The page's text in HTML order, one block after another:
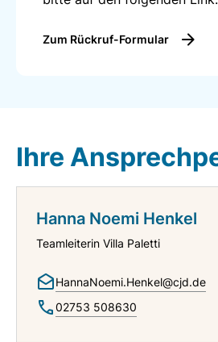
Zum Rückruf-Formular
Ihre
Hanna Noemi Henkel
Teamleiterin Villa Paletti
HannaNoemi.Henkel@cjd.de
02753 508630